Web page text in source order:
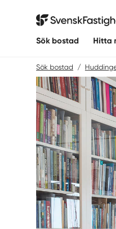
Svensk
Sök bostad Hitta
Sök bostad /